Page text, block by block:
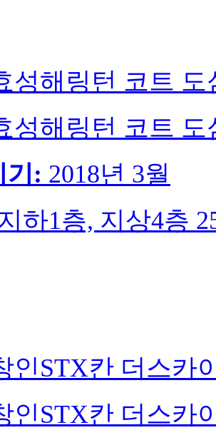
성해링턴 코트
성해링턴 코트
기: 2018년 3월
하1층, 지상4층
인STX칸 더스카
인STX칸 더스카